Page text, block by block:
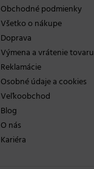
Obchodné podmienky
Všetko o nákupe
Doprava
Výmena a vrátenie tovaru
Reklamácie
Osobné údaje a cookies
Veľkoobchod
Blog
O nás
Kariéra